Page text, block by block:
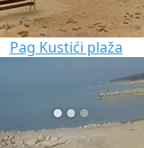
Pag Kustići plaža